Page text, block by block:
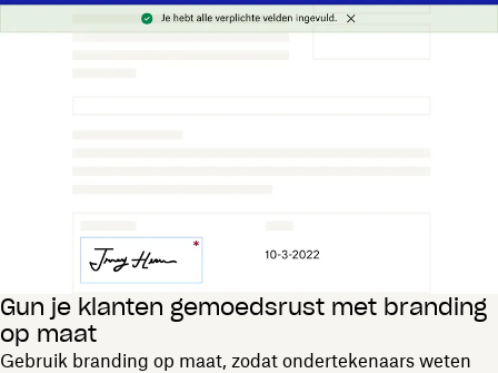
Gun je klanten gemoedsrust met branding
op maat
Gebruik branding op maat, zodat ondertekenaars weten